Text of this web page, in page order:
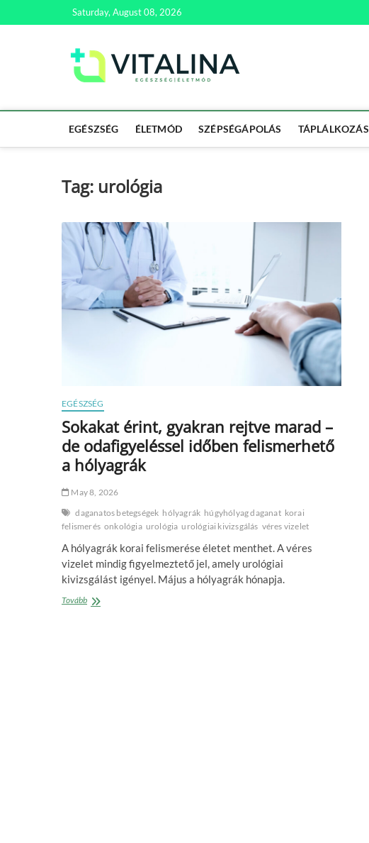
to
Saturday, August 08, 2026
EGÉSZSÉG ÉLETMÓD SZÉPSÉGÁPOLÁS TÁPLÁLKOZÁS
Tag: urológia
EGÉSZSÉG
Sokakat érint, gyakran rejtve marad –
de odafigyeléssel időben felismerhető
a hólyagrák
May 8, 2026
daganatos betegségek hólyagrák húgyhólyag daganat korai
felismerés onkológia urológia urológiai kivizsgálás véres vizelet
A hólyagrák korai felismerése életet menthet. A véres
vizelet mindig figyelmeztető jel, amely urológiai
kivizsgálást igényel. Május a hólyagrák hónapja.
TovábbSokakat